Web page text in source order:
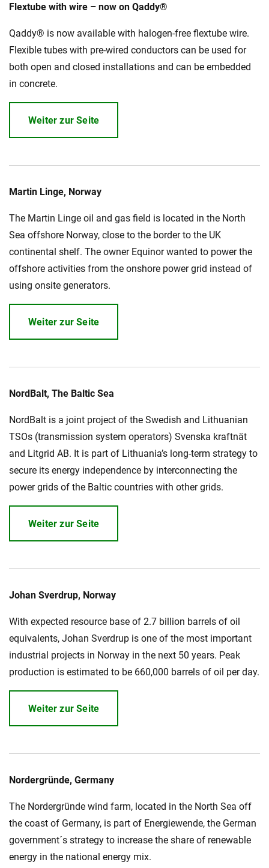
Flextube with wire – now on Qaddy®
Qaddy® is now available with halogen-free flextube wire.
Flexible tubes with pre-wired conductors can be used for
both open and closed installations and can be embedded
in concrete.
Weiter zur Seite
Martin Linge, Norway
The Martin Linge oil and gas field is located in the North
Sea offshore Norway, close to the border to the UK
continental shelf. The owner Equinor wanted to power the
offshore activities from the onshore power grid instead of
using onsite generators.
Weiter zur Seite
NordBalt, The Baltic Sea
NordBalt is a joint project of the Swedish and Lithuanian
TSOs (transmission system operators) Svenska kraftnät
and Litgrid AB. It is part of Lithuania’s long-term strategy to
secure its energy independence by interconnecting the
power grids of the Baltic countries with other grids.
Weiter zur Seite
Johan Sverdrup, Norway
With expected resource base of 2.7 billion barrels of oil
equivalents, Johan Sverdrup is one of the most important
industrial projects in Norway in the next 50 years. Peak
production is estimated to be 660,000 barrels of oil per day.
Weiter zur Seite
Nordergründe, Germany
The Nordergründe wind farm, located in the North Sea off
the coast of Germany, is part of Energiewende, the German
government´s strategy to increase the share of renewable
energy in the national energy mix.